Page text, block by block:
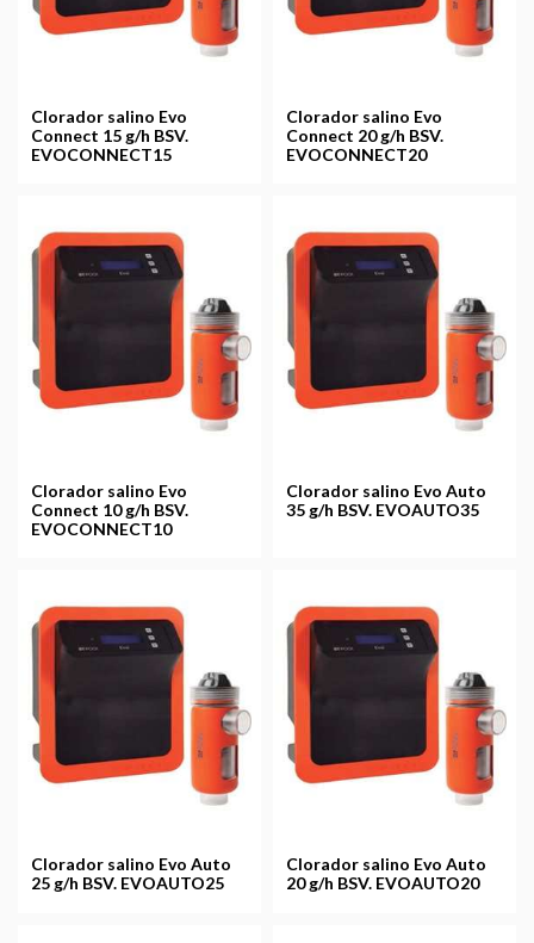
Clorador salino Evo
Connect 15 g/h BSV.
EVOCONNECT15
Clorador salino Evo
Connect 20 g/h BSV.
EVOCONNECT20
Clorador salino Evo
Connect 10 g/h BSV.
EVOCONNECT10
Clorador salino Evo Auto
35 g/h BSV. EVOAUTO35
Clorador salino Evo Auto
25 g/h BSV. EVOAUTO25
Clorador salino Evo Auto
20 g/h BSV. EVOAUTO20